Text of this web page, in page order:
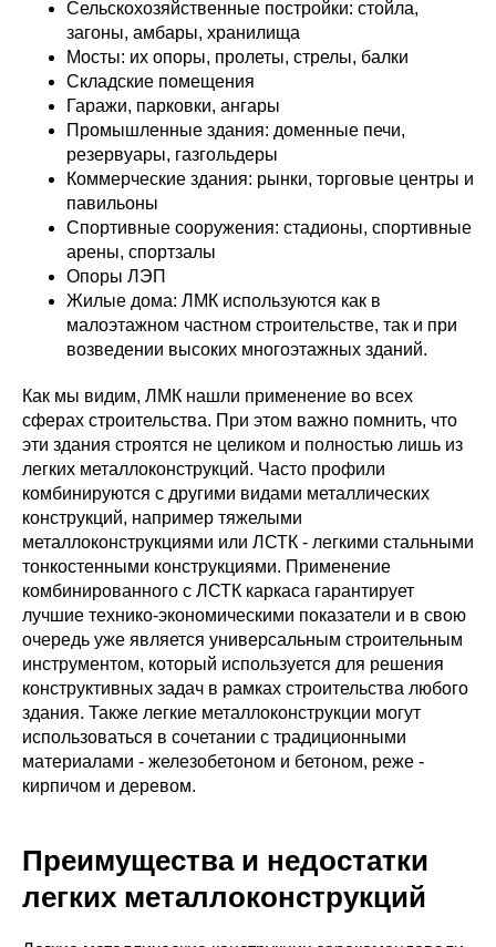
Сельскохозяйственные постройки: стойла,
загоны, амбары, хранилища
Мосты: их опоры, пролеты, стрелы, балки
Складские помещения
Гаражи, парковки, ангары
Промышленные здания: доменные печи,
резервуары, газгольдеры
Коммерческие здания: рынки, торговые центры и
павильоны
Спортивные сооружения: стадионы, спортивные
арены, спортзалы
Опоры ЛЭП
Жилые дома: ЛМК используются как в
малоэтажном частном строительстве, так и при
возведении высоких многоэтажных зданий.
Как мы видим, ЛМК нашли применение во всех
сферах строительства. При этом важно помнить, что
эти здания строятся не целиком и полностью лишь из
легких металлоконструкций. Часто профили
комбинируются с другими видами металлических
конструкций, например тяжелыми
металлоконструкциями или ЛСТК - легкими стальными
тонкостенными конструкциями. Применение
комбинированного с ЛСТК каркаса гарантирует
лучшие технико-экономическими показатели и в свою
очередь уже является универсальным строительным
инструментом, который используется для решения
конструктивных задач в рамках строительства любого
здания. Также легкие металлоконструкции могут
использоваться в сочетании с традиционными
материалами - железобетоном и бетоном, реже -
кирпичом и деревом.
Преимущества и недостатки
легких металлоконструкций